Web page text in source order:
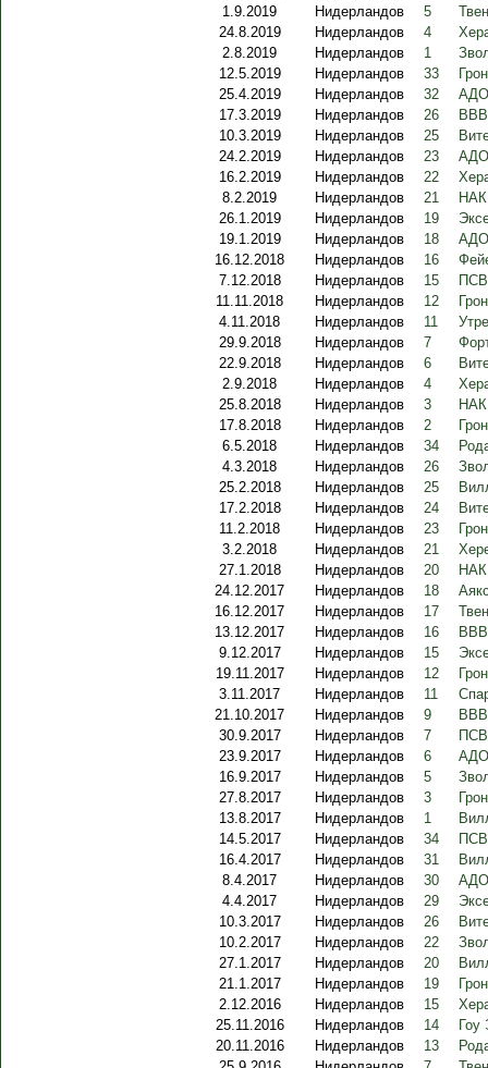
1.9.2019
Нидерландов 5
24.8.2019
Нидерландов 4
2.8.2019
Нидерландов 1
12.5.2019
Нидерландов 33
25.4.2019
Нидерландов 32
АДО
17.3.2019
Нидерландов 26
10.3.2019
Нидерландов 25
24.2.2019
Нидерландов 23
АДО
16.2.2019
Нидерландов 22
8.2.2019
Нидерландов 21
26.1.2019
Нидерландов 19
19.1.2019
Нидерландов 18
АДО
16.12.2018
Нидерландов 16
7.12.2018
Нидерландов 15
ПСВ
11.11.2018
Нидерландов 12
4.11.2018
Нидерландов 11
29.9.2018
Нидерландов 7
22.9.2018
Нидерландов 6
2.9.2018
Нидерландов 4
25.8.2018
Нидерландов 3
НАК
17.8.2018
Нидерландов 2
6.5.2018
Нидерландов 34
4.3.2018
Нидерландов 26
25.2.2018
Нидерландов 25
17.2.2018
Нидерландов 24
11.2.2018
Нидерландов 23
3.2.2018
Нидерландов 21
27.1.2018
Нидерландов 20
24.12.2017
Нидерландов 18
16.12.2017
Нидерландов 17
13.12.2017
Нидерландов 16
ВВВ
9.12.2017
Нидерландов 15
19.11.2017
Нидерландов 12
3.11.2017
Нидерландов 11
21.10.2017
Нидерландов 9
30.9.2017
Нидерландов 7
23.9.2017
Нидерландов 6
АДО
16.9.2017
Нидерландов 5
27.8.2017
Нидерландов 3
13.8.2017
Нидерландов 1
14.5.2017
Нидерландов 34
16.4.2017
Нидерландов 31
8.4.2017
Нидерландов 30
АДО
4.4.2017
Нидерландов 29
10.3.2017
Нидерландов 26
10.2.2017
Нидерландов 22
27.1.2017
Нидерландов 20
21.1.2017
Нидерландов 19
2.12.2016
Нидерландов 15
25.11.2016
Нидерландов 14
20.11.2016
Нидерландов 13